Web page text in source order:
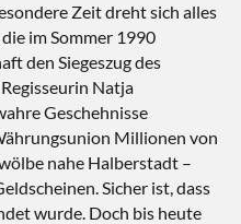
Zeit dreht sich alles
im Sommer 1990
den Siegeszug des
Natja
Geschehnisse
Millionen von
nahe Halberstadt –
Sicher ist, dass
wurde. Doch bis heute